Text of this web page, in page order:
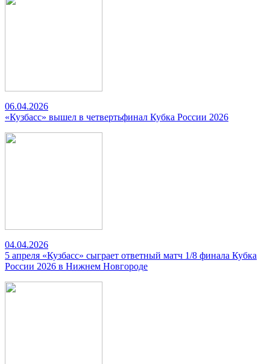
06.04.2026
«Кузбасс» вышел в четвертьфинал Кубка России 2026
04.04.2026
5 апреля «Кузбасс» сыграет ответный матч 1/8 финала Кубка
России 2026 в Нижнем Новгороде